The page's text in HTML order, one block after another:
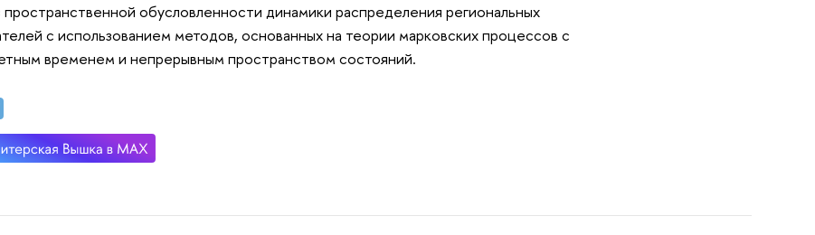
пространственной обусловленности динамики распределения региональных
с использованием методов, основанных на теории марковских процессов с
временем и непрерывным пространством состояний.